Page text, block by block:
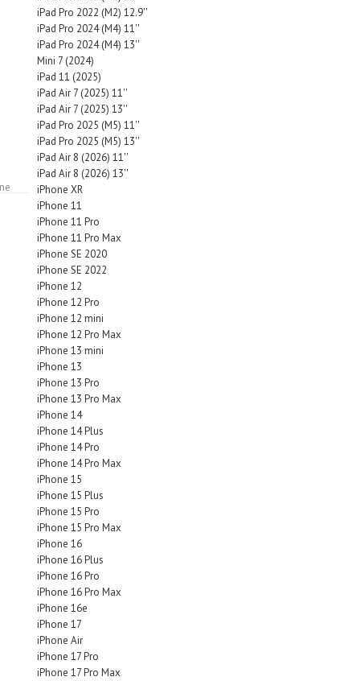
iPad Pro 2022 (M2) 12.9''
iPad Pro 2024 (M4) 11''
iPad Pro 2024 (M4) 13''
Mini 7 (2024)
iPad 11 (2025)
iPad Air 7 (2025) 11''
iPad Air 7 (2025) 13''
iPad Pro 2025 (M5) 11''
iPad Pro 2025 (M5) 13''
iPad Air 8 (2026) 11''
iPad Air 8 (2026) 13''
iPhone XR
iPhone 11
iPhone 11 Pro
iPhone 11 Pro Max
iPhone SE 2020
iPhone SE 2022
iPhone 12
iPhone 12 Pro
iPhone 12 mini
iPhone 12 Pro Max
iPhone 13 mini
iPhone 13
iPhone 13 Pro
iPhone 13 Pro Max
iPhone 14
iPhone 14 Plus
iPhone 14 Pro
iPhone 14 Pro Max
iPhone 15
iPhone 15 Plus
iPhone 15 Pro
iPhone 15 Pro Max
iPhone 16
iPhone 16 Plus
iPhone 16 Pro
iPhone 16 Pro Max
iPhone 16e
iPhone 17
iPhone Air
iPhone 17 Pro
iPhone 17 Pro Max